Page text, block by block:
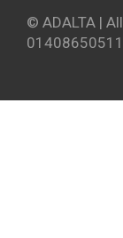
© ADALTA |
01408650511